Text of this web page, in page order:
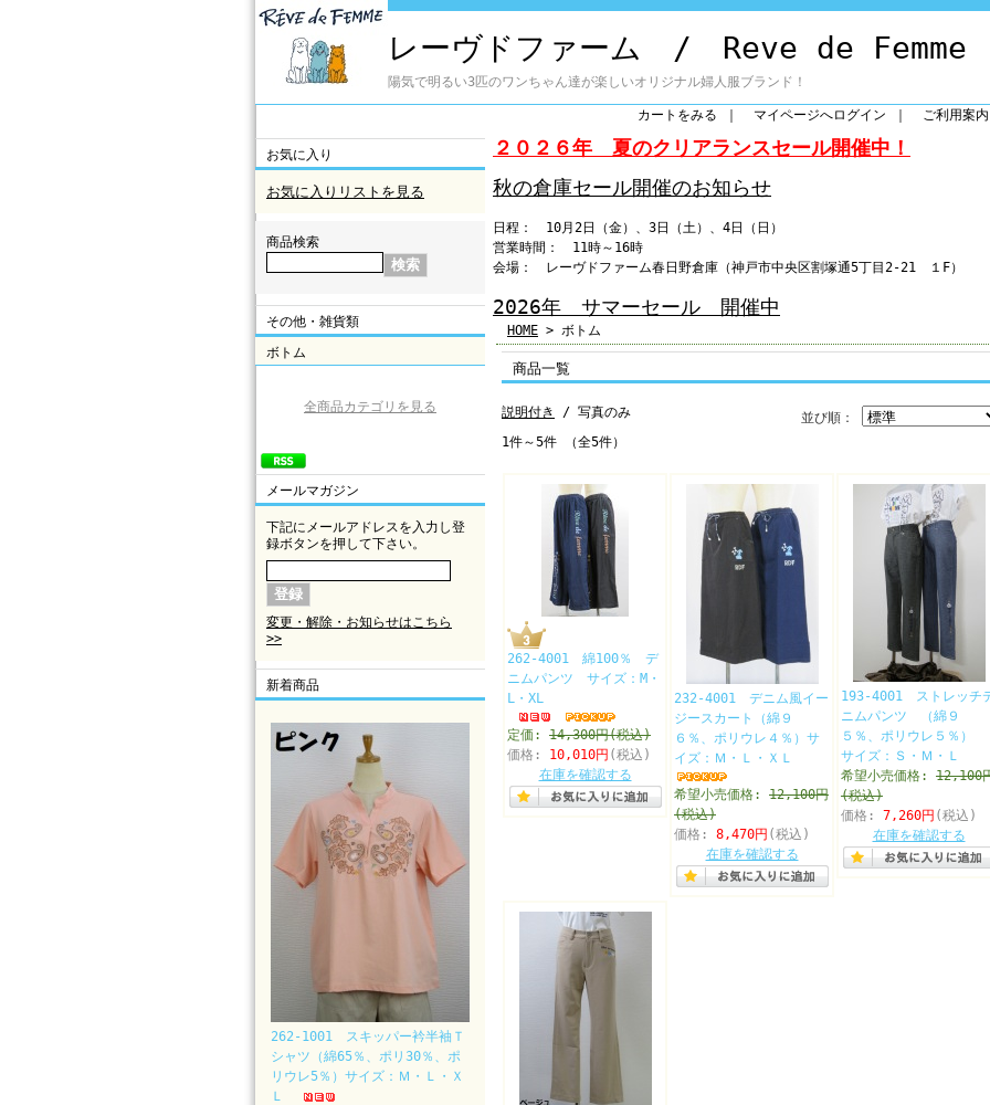
レーヴドファーム / Reve de Femme
陽気で明るい3匹のワンちゃん達が楽しいオリジナル婦人服ブランド！
カートをみる マイページへログイン ご利用案内
お気に入り
お気に入りリストを見る
商品検索
その他・雑貨類
ボトム
全商品カテゴリを見る
メールマガジン
下記にメールアドレスを入力し登
録ボタンを押して下さい。
変更・解除・お知らせはこちら
>>
新着商品
262-1001 スキッパー衿半袖Ｔ
シャツ（綿65％、ポリ30％、ポ
リウレ5％）サイズ：Ｍ・Ｌ・Ｘ
Ｌ
２０２６年 夏のクリアランスセール開催中！
秋の倉庫セール開催のお知らせ
日程： 10月2日（金）、3日（土）、4日（日）
営業時間： 11時～16時
会場： レーヴドファーム春日野倉庫（神戸市中央区割塚通5丁目2-21 １F）
2026年 サマーセール 開催中
HOME > ボトム
商品一覧
並び順：
説明付き
/ 写真のみ
1件～5件 （全5件）
262-4001 綿100％ デ
ニムパンツ サイズ：M・
L・XL
定価: 14,300円(税込)
価格: 10,010円 (税込)
在庫を確認する
232-4001 デニム風イー
ジースカート（綿９
６％、ポリウレ４％）サ
イズ：Ｍ・Ｌ・ＸＬ
希望小売価格: 12,100円
(税込)
価格: 8,470円 (税込)
在庫を確認する
193-4001 ストレッチ
ニムパンツ （綿９
５％、ポリウレ５％）
サイズ：Ｓ・Ｍ・Ｌ
希望小売価格: 12,100
(税込)
価格: 7,260円 (税込)
在庫を確認する